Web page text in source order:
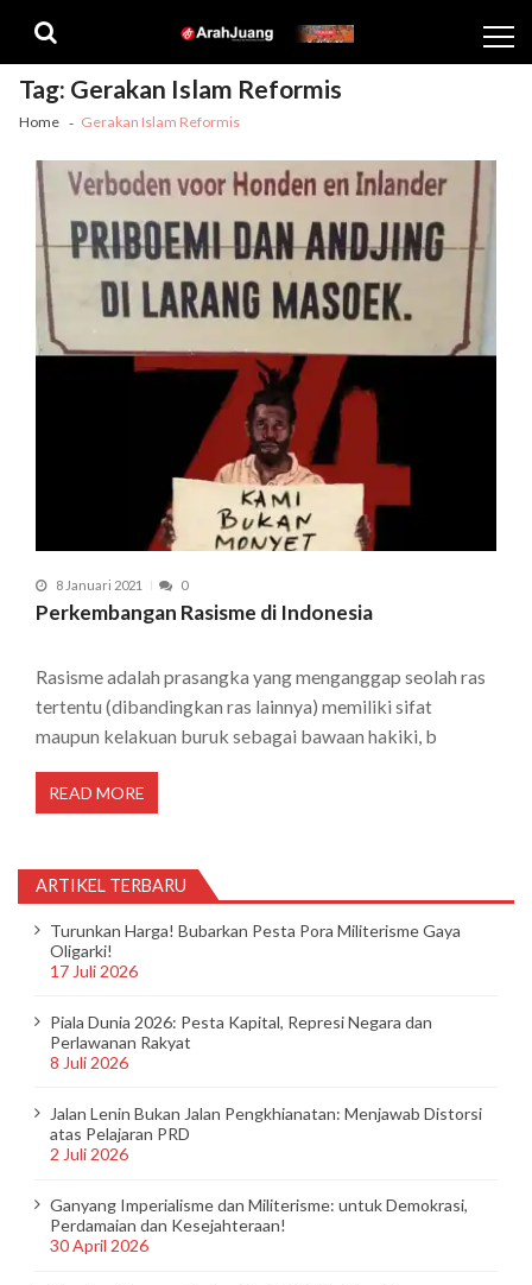
navigation
content
Tag: Gerakan Islam Reformis
Home Gerakan Islam Reformis
8 Januari 2021 0
Perkembangan Rasisme di Indonesia
Rasisme adalah prasangka yang menganggap seolah ras
tertentu (dibandingkan ras lainnya) memiliki sifat
maupun kelakuan buruk sebagai bawaan hakiki, b
READ MORE
ARTIKEL TERBARU
Turunkan Harga! Bubarkan Pesta Pora Militerisme Gaya
Oligarki!
17 Juli 2026
Piala Dunia 2026: Pesta Kapital, Represi Negara dan
Perlawanan Rakyat
8 Juli 2026
Jalan Lenin Bukan Jalan Pengkhianatan: Menjawab Distorsi
atas Pelajaran PRD
2 Juli 2026
Ganyang Imperialisme dan Militerisme: untuk Demokrasi,
Perdamaian dan Kesejahteraan!
30 April 2026